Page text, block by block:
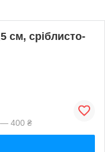
см, сріблисто-
— 400 ₴